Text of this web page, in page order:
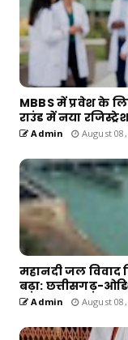
MBBS में प्रवेश के
राउंड में नया
Admin August 08,
महानदी जल विवाद
बढ़ा: छत्तीसगढ़-
Admin August 08,